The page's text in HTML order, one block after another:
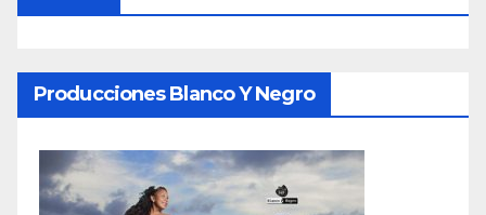
Producciones Blanco Y Negro